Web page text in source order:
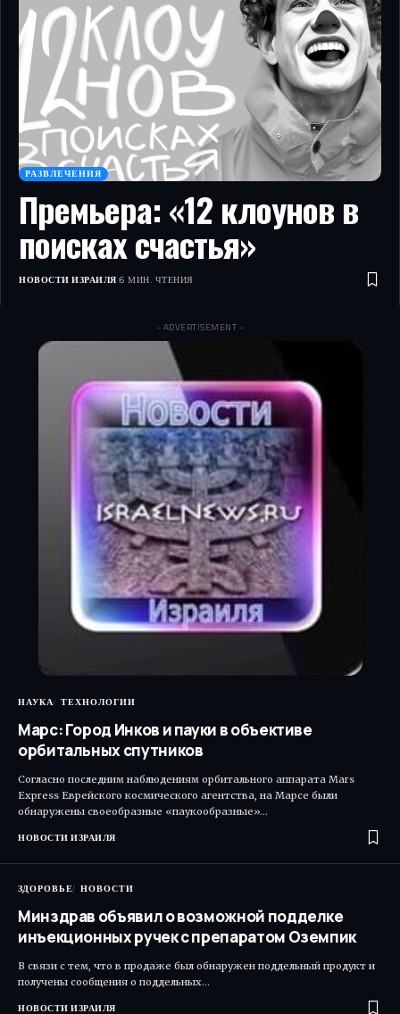
РАЗВЛЕЧЕНИЯ
Премьера: «12 клоунов в
поисках счастья»
НОВОСТИ ИЗРАИЛЯ 6 МИН. ЧТЕНИЯ
- ADVERTISEMENT -
НАУКА ТЕХНОЛОГИИ
Марс: Город Инков и пауки в объективе
орбитальных спутников
Согласно последним наблюдениям орбитального аппарата Mars
Express Еврейского космического агентства, на Марсе были
обнаружены своеобразные «паукообразные»…
НОВОСТИ ИЗРАИЛЯ
ЗДОРОВЬЕ НОВОСТИ
Минздрав объявил о возможной подделке
инъекционных ручек с препаратом Оземпик
В связи с тем, что в продаже был обнаружен поддельный продукт и
получены сообщения о поддельных…
НОВОСТИ ИЗРАИЛЯ